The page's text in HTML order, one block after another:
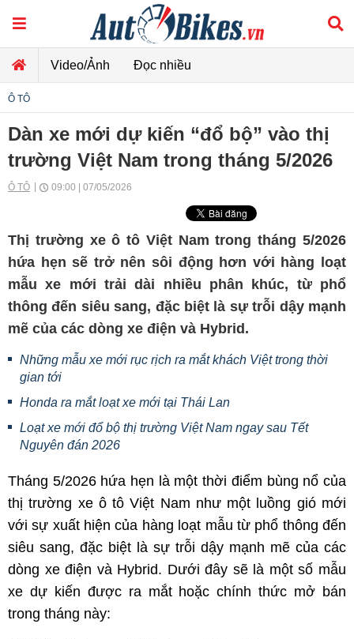
Video/Ảnh Đọc nhiều
Ô TÔ
Dàn xe mới dự kiến “đổ bộ” vào thị
trường Việt Nam trong tháng 5/2026
Ô TÔ 09:00 | 07/05/2026
Thị trường xe ô tô Việt Nam trong tháng 5/2026
hứa hẹn sẽ trở nên sôi động hơn với hàng loạt
mẫu xe mới trải dài nhiều phân khúc, từ phổ
thông đến siêu sang, đặc biệt là sự trỗi dậy mạnh
mẽ của các dòng xe điện và Hybrid.
Những mẫu xe mới rục rịch ra mắt khách Việt trong thời
gian tới
Honda ra mắt loạt xe mới tại Thái Lan
Loạt xe mới đổ bộ thị trường Việt Nam ngay sau Tết
Nguyên đán 2026
Tháng 5/2026 hứa hẹn là một thời điểm bùng nổ của
thị trường xe ô tô Việt Nam như một luồng gió mới
với sự xuất hiện của hàng loạt mẫu từ phổ thông đến
siêu sang, đặc biệt là sự trỗi dậy mạnh mẽ của các
dòng xe điện và Hybrid. Dưới đây sẽ là một số mẫu
xe dự kiến được ra mắt hoặc chính thức mở bán
trong tháng này: